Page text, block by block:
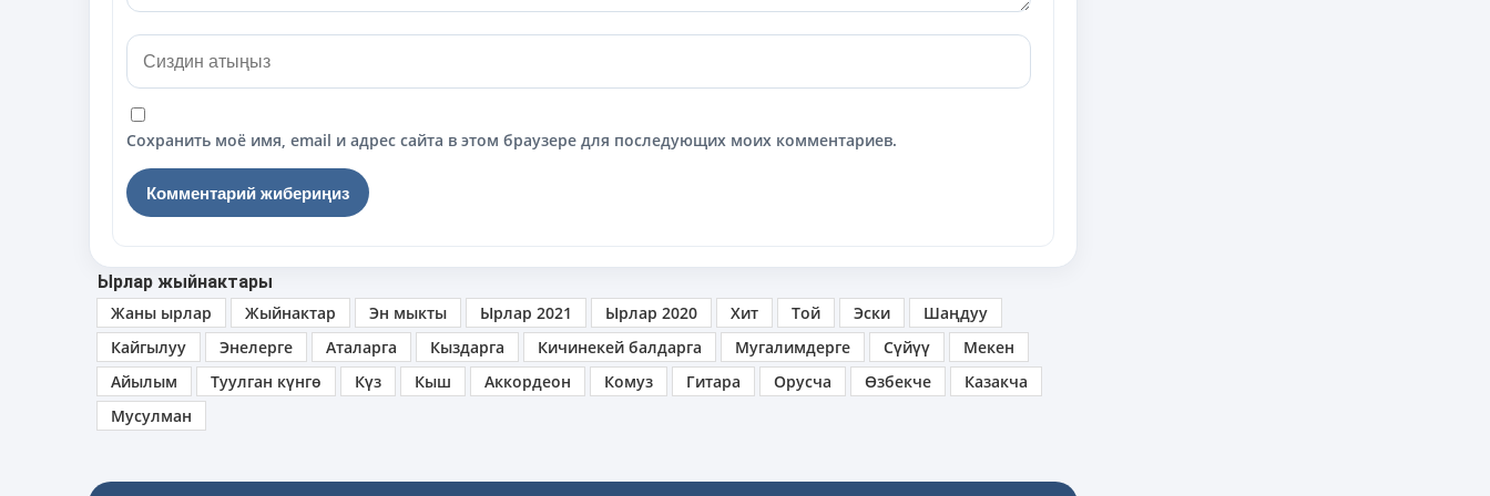
Сохранить моё имя, email и адрес сайта в этом браузере для последующих моих комментариев.
Ырлар жыйнактары
Жаны ырлар
Жыйнактар Эн мыкты Ырлар 2021 Ырлар 2020 Хит Той Эски
Шаңдуу
Кайгылуу
Энелерге Аталарга Кыздарга Кичинекей балдарга Мугалимдерге Сүйүү
Мекен
Айылым
Туулган күнгө Күз Кыш Аккордеон Комуз Гитара Орусча Өзбекче
Казакча
Мусулман